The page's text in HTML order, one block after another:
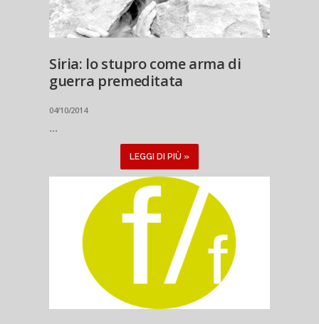
Siria: lo stupro come arma di
guerra premeditata
04/10/2014
...
LEGGI DI PIÙ »